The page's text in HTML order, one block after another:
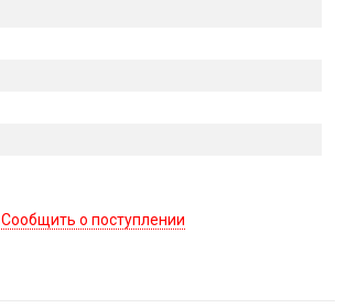
Сообщить о поступлении